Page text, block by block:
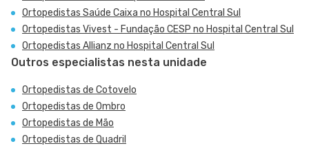
Ortopedistas Saúde Caixa no Hospital Central Sul
Ortopedistas Vivest - Fundação CESP no Hospital Central Sul
Ortopedistas Allianz no Hospital Central Sul
Outros especialistas nesta unidade
Ortopedistas de Cotovelo
Ortopedistas de Ombro
Ortopedistas de Mão
Ortopedistas de Quadril